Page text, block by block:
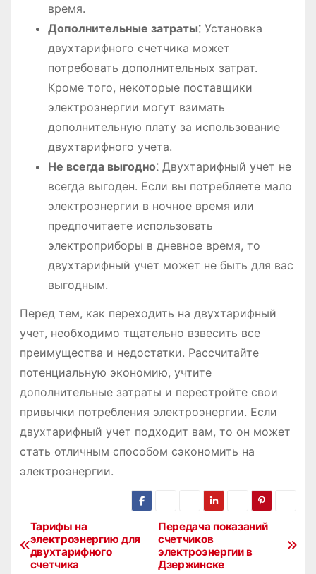
время.
Дополнительные затраты⁚Установка
двухтарифного счетчика может
потребовать дополнительных затрат.
Кроме того, некоторые поставщики
электроэнергии могут взимать
дополнительную плату за использование
двухтарифного учета.
Не всегда выгодно⁚Двухтарифный учет не
всегда выгоден. Если вы потребляете мало
электроэнергии в ночное время или
предпочитаете использовать
электроприборы в дневное время, то
двухтарифный учет может не быть для вас
выгодным.
Перед тем, как переходить на двухтарифный
учет, необходимо тщательно взвесить все
преимущества и недостатки. Рассчитайте
потенциальную экономию, учтите
дополнительные затраты и перестройте свои
привычки потребления электроэнергии. Если
двухтарифный учет подходит вам, то он может
стать отличным способом сэкономить на
электроэнергии.
Н
Передача показаний
счетчиков
электроэнергии в
Дзержинске
Тарифы на
электроэнергию для
двухтарифного
счетчика